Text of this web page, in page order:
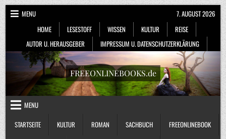
Skip
to
content
MENU
HOME
LESESTOFF WISSEN KULTUR
REISE
AUTOR U. HERAUSGEBER
IMPRESSUM U. DATENSCHUTZERKLÄRUNG
7. AUGUST 2026
FREEONLINEBOOKS.de
MENU
STARTSEITE
KULTUR ROMAN SACHBUCH FREEONLINEBOOK